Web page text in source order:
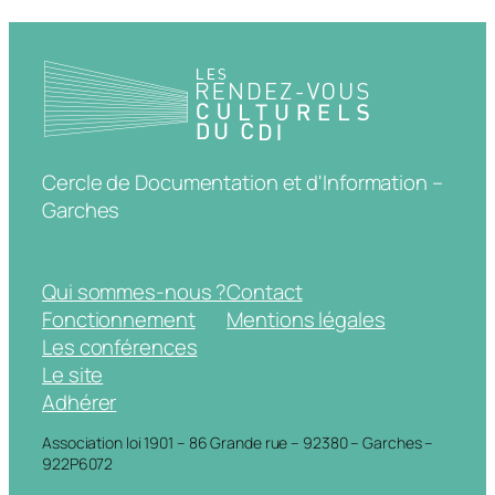
Cercle de Documentation et d'Information –
Garches
Qui sommes-nous ?
Fonctionnement
Les conférences
Le site
Adhérer
Contact
Mentions légales
Association loi 1901 – 86 Grande rue – 92380 – Garches –
922P6072